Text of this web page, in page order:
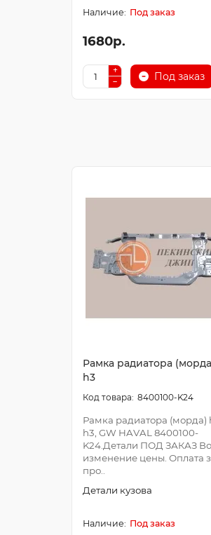
Под заказ
1680р.
Под заказ
Рамка радиатора
h3
8400100-K24
Рамка радиатора (морда)
h3, GW HAVAL 8400100-
K24.Детали ПОД ЗАКАЗ
изменение цены. Оплата
про..
Детали кузова
Под заказ